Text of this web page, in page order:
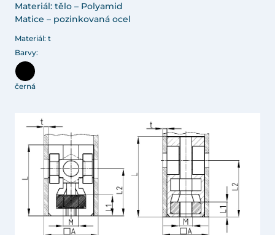
Materiál: tělo – Polyamid
Matice – pozinkovaná ocel
Materiál: t
Barvy:
černá